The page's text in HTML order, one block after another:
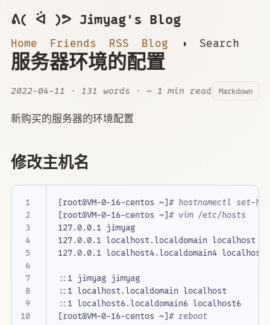
ᕕ( ᐛ )ᕗ Jimyag's Blog
Home Friends RSS Blog ◑ Search
服务器环境的配置
2022-04-11 · 131 words · ~ 1 min read Markdown
新购买的服务器的环境配置
修改主机名
1
2
4
5
6
7
8
9
10
[root@VM-0-16-centos ~]# hostnamectl set-
[root@VM-0-16-centos ~]# vim /etc/hosts
[root@VM-0-16-centos ~]# reboot